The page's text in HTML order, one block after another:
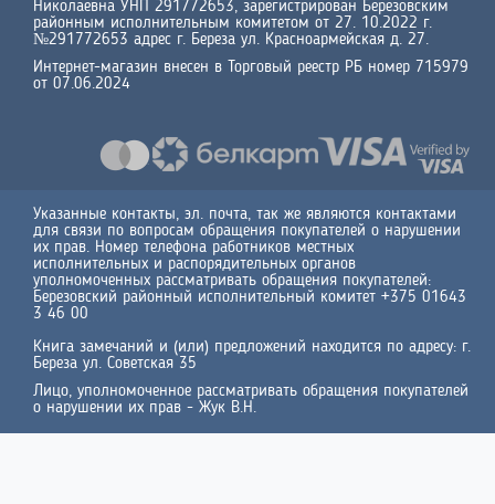
Николаевна УНП 291772653, зарегистрирован Березовским
районным исполнительным комитетом от 27. 10.2022 г.
№291772653 адрес г. Береза ул. Красноармейская д. 27.
Интернет-магазин внесен в Торговый реестр РБ номер 715979
от 07.06.2024
Указанные контакты, эл. почта, так же являются контактами
для связи по вопросам обращения покупателей о нарушении
их прав. Номер телефона работников местных
исполнительных и распорядительных органов
уполномоченных рассматривать обращения покупателей:
Березовский районный исполнительный комитет +375 01643
3 46 00
Книга замечаний и (или) предложений находится по адресу: г.
Береза ул. Советская 35
Лицо, уполномоченное рассматривать обращения покупателей
о нарушении их прав - Жук В.Н.